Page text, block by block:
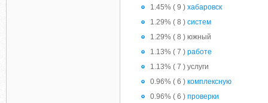
1.45% ( 9 ) хабаровск
1.29% ( 8 ) систем
1.29% ( 8 ) южный
1.13% ( 7 ) работе
1.13% ( 7 ) услуги
0.96% ( 6 ) комплексную
0.96% ( 6 ) проверки